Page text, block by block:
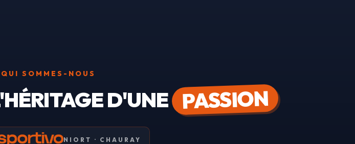
QUI SOMMES-NOUS
D'UNE PASSION
NIORT · CHAURAY